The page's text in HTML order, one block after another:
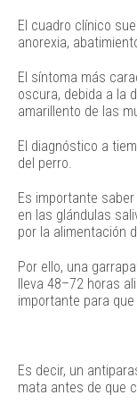
El cuadro clínico
anorexia,
El síntoma más
oscura, debida a la
amarillento de las
El diagnóstico a
del perro.
Es importante
en las glándulas
por la alimentación
Por ello, una
lleva 48–72 horas
importante para
Es decir, un
mata antes de que